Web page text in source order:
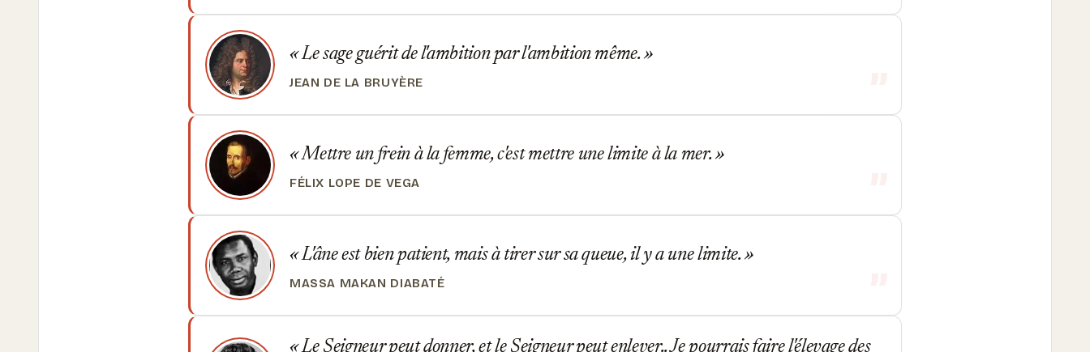
Le sage guérit de l'ambition par l'ambition même.
JEAN DE LA BRUYÈRE
Mettre un frein à la femme, c'est mettre une limite à la mer.
FÉLIX LOPE DE VEGA
L'âne est bien patient, mais à tirer sur sa queue, il y a une limite.
MASSA MAKAN DIABATÉ
Le Seigneur peut donner, et le Seigneur peut enlever.. Je pourrais faire l'élevage des